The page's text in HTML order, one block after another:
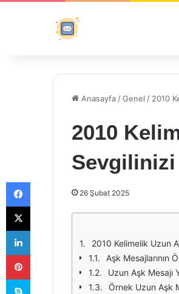
Anasayfa /Genel / 2010
2010
26 Şubat 2025
2010 Kelimelik Uzun
Aşk Mesajlarının
Uzun Aşk Mesajı
Örnek Uzun Aşk
Facebook
X
LinkedIn
Pinterest
Skype